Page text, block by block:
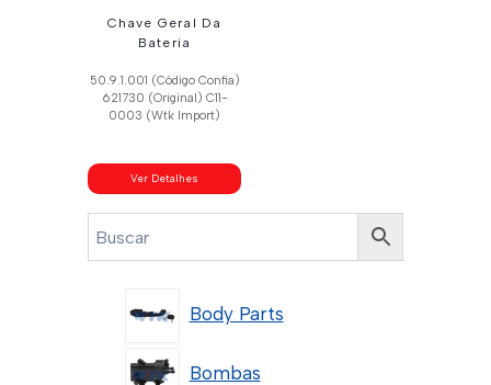
Chave Geral Da
Bateria
50.9.1.001 (Código Confia)
621730 (Original) C11-
0003 (Wtk Import)
Ver Detalhes
Body Parts
Bombas